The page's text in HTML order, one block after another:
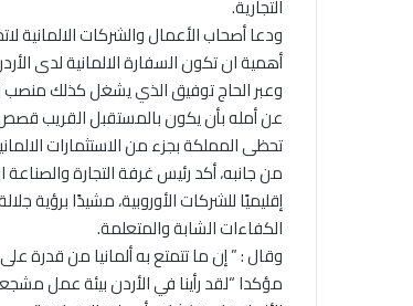
التجارية.
ودعا أصحاب الأعمال والشركات الالمانية
أهمية ان تكون السفارة الالمانية لدى
وعبر الحاج توفيق الذي يشغل كذلك منصب
عن أمله بأن يكون بالمستقبل القريب قصص
تحظى المملكة بجزء من الاستثمارات
من جانبه، أكد رئيس غرفة التجارة
إقليميًا للشركات الأوروبية، مشيدًا برؤية
الكفاءات الشابة والمتعلمة.
وقال : ” إن ما تتمتع به ألمانيا من قدرة
مؤكدا “لقد رأينا في الأردن بيئة عمل